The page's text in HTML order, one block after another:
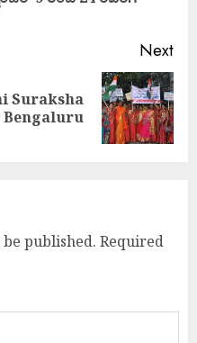
Next
Suraksha
Bengaluru
published. Required